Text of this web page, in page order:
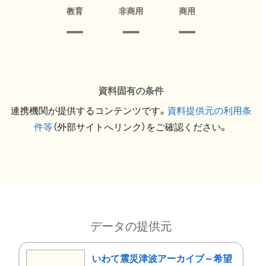
教育 非商用 商用
資料固有の条件
連携機関が提供するコンテンツです。 資料提供元の利用条
件等（外部サイトへリンク）をご確認ください。
データの提供元
いわて震災津波アーカイブ～希望